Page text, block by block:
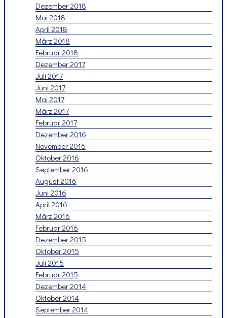
Dezember 2018
Mai 2018
April 2018
März 2018
Februar 2018
Dezember 2017
Juli 2017
Juni 2017
Mai 2017
März 2017
Februar 2017
Dezember 2016
November 2016
Oktober 2016
September 2016
August 2016
Juni 2016
April 2016
März 2016
Februar 2016
Dezember 2015
Oktober 2015
Juli 2015
Februar 2015
Dezember 2014
Oktober 2014
September 2014